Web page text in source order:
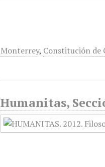
Monterrey, Constitución de
Humanitas,